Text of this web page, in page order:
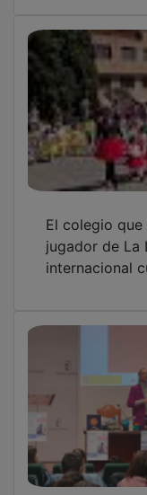
El colegio
jugador de La
internacional